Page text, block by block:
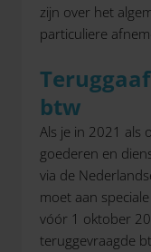
zijn over het
particuliere
btw
Als je in 2021 als
goederen en
via de
moet aan
vóór 1 oktober
teruggevraagde